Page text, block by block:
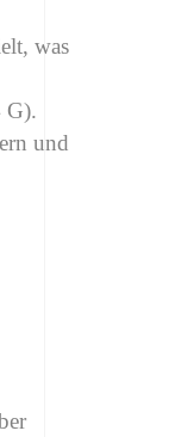
was
G).
und